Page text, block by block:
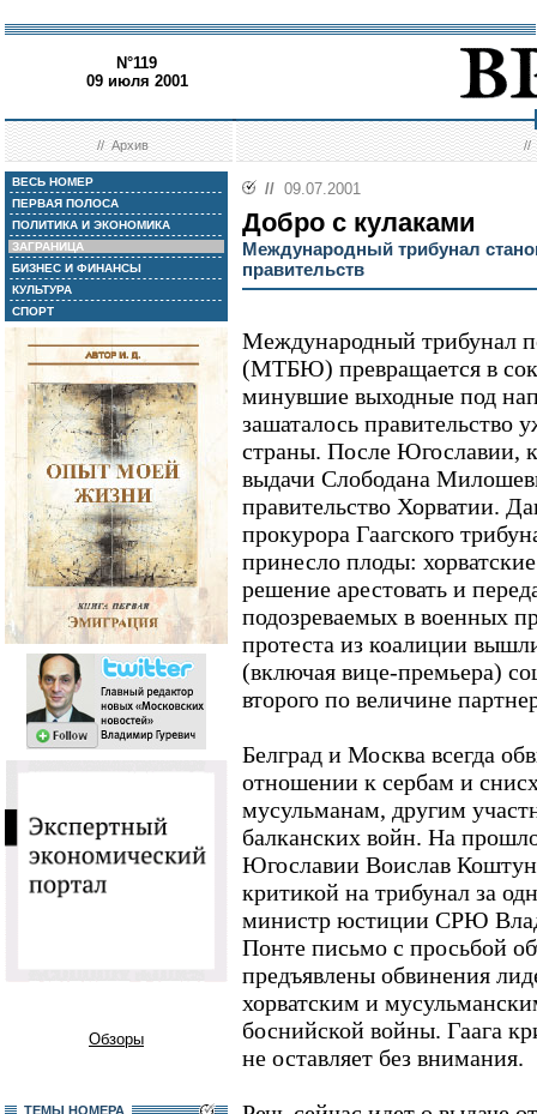
N°119
09 июля 2001
//Архив //
ВЕСЬ НОМЕР
ПЕРВАЯ ПОЛОСА
ПОЛИТИКА И ЭКОНОМИКА
ЗАГРАНИЦА
БИЗНЕС И ФИНАНСЫ
КУЛЬТУРА
СПОРТ
Обзоры
ТЕМЫ НОМЕРА
// 09.07.2001
Добро с кулаками
Международный трибунал
правительств
Международный трибунал
(МТБЮ) превращается в
минувшие выходные под
зашаталось правительство
страны. После Югославии,
выдачи Слободана
правительство Хорватии.
прокурора Гаагского
принесло плоды:
решение арестовать и
подозреваемых в военных
протеста из коалиции
(включая вице-премьера)
второго по величине
Белград и Москва всегда
отношении к сербам и
мусульманам, другим
балканских войн. На
Югославии Воислав
критикой на трибунал за
министр юстиции СРЮ
Понте письмо с просьбой
предъявлены обвинения
хорватским и
боснийской войны. Гаага
не оставляет без внимания.